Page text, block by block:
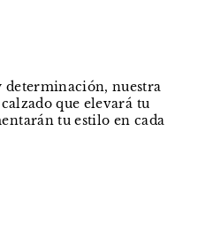
determinación, nuestra
que elevará tu
tu estilo en cada